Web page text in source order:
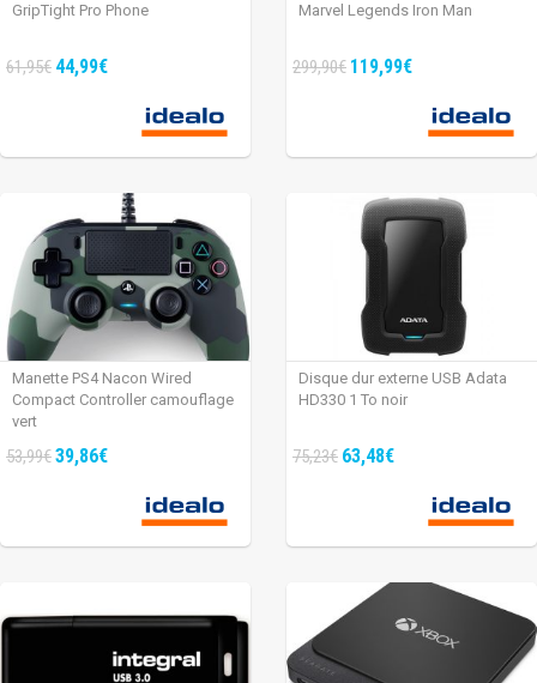
GripTight Pro Phone
61,95€ 44,99€
Marvel Legends Iron Man
299,90€ 119,99€
Manette PS4 Nacon Wired
Compact Controller camouflage
vert
53,99€39,86€
Disque dur externe USB Adata
HD330 1 To noir
75,23€ 63,48€